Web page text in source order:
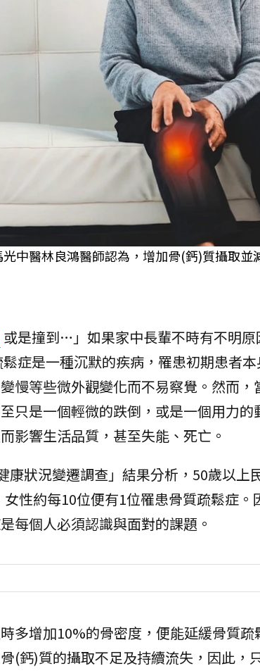
中醫林良鴻醫師認為，增加骨(鈣)質攝取並
或是撞到…」如果家中長輩不時有不明原
症是一種沉默的疾病，罹患初期患者
慢等些微外觀變化而不易察覺。然而，
只是一個輕微的跌倒，或是一個用力的
影響生活品質，甚至失能、死亡。
康狀況變遷調查」結果分析，50歲以上
性約每10位便有1位罹患骨質疏鬆症。
每個人必須認識與面對的課題。
多增加10%的骨密度，便能延緩骨質疏
(鈣)質的攝取不足及持續流失，因此，